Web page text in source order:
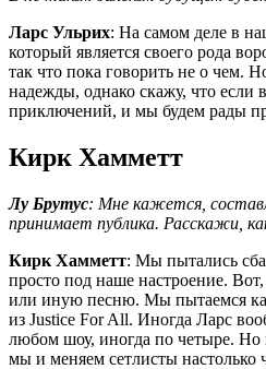
Ларс Ульрих: На самом деле в
который является своего рода
так что пока говорить не о чем.
надежды, однако скажу, что если
приключений, и мы будем рады
Кирк Хамметт
Лу Брутус: Мне кажется,
принимает публика. Расскажи,
Кирк Хамметт: Мы пытались
просто под наше настроение.
или иную песню. Мы пытаемся
из Justice For All. Иногда Ларс
любом шоу, иногда по четыре. Но
мы и меняем сетлисты настолько